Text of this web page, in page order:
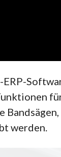
werden.